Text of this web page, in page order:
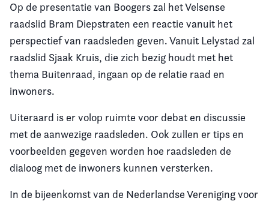
Op de presentatie van Boogers zal het Velsense
raadslid Bram Diepstraten een reactie vanuit het
perspectief van raadsleden geven. Vanuit Lelystad zal
raadslid Sjaak Kruis, die zich bezig houdt met het
thema Buitenraad, ingaan op de relatie raad en
inwoners.
Uiteraard is er volop ruimte voor debat en discussie
met de aanwezige raadsleden. Ook zullen er tips en
voorbeelden gegeven worden hoe raadsleden de
dialoog met de inwoners kunnen versterken.
In de bijeenkomst van de Nederlandse Vereniging voor